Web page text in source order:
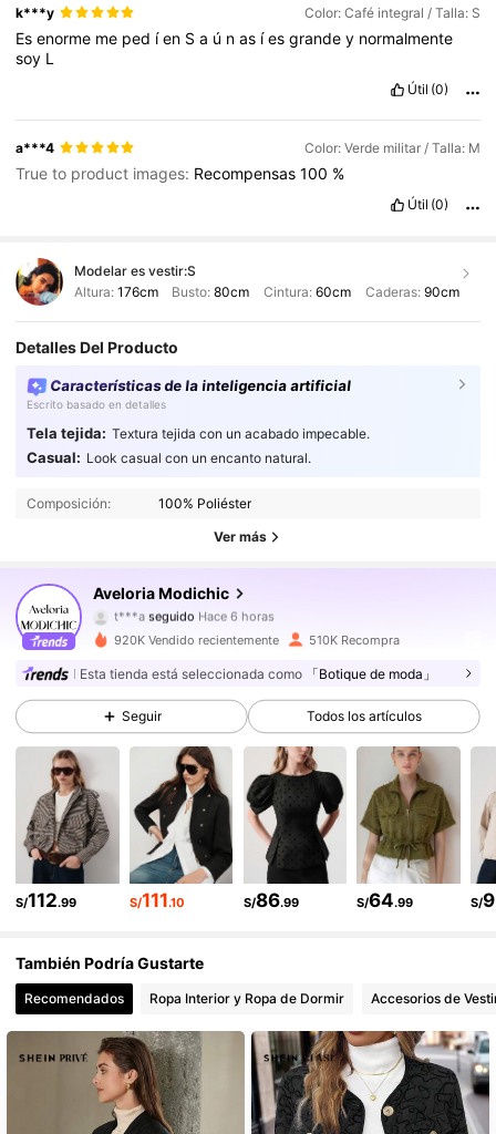
k***y Color: Café integral / Talla: S
Esenorme me ped íen Sa ú nas íesgrandey normalmente
soy L
Útil (0)
a***4 Color: Verde militar / Talla: M
True to product images: Recompensas100 %
Útil (0)
Modelar es vestir:S
Altura: 176cm Busto:80cm Cintura: 60cm Caderas: 90cm
Detalles Del Producto
Características de la inteligencia artificial
Escrito basado en detalles
Tela tejida: Textura tejida con un acabado impecable.
Casual: Look casual con un encanto natural.
Composición: 100% Poliéster
Ver más
Aveloria Modichic
776K Seguidores
t***aseguido Hace 6 horas
4.86
776K Seguidores
4.86 776K Seguidores
776K Seguidores
776K Seguidores
776K Seguidores
4.86 776K Seguidores
920K Vendido recientemente 510K Recompra
Esta tienda está seleccionada como 「Botique de moda」
Seguir Todos los artículos
S/112.99 S/111.10 S/86.99 S/64.99 S/
También Podría Gustarte
Recomendados Ropa Interior y Ropa de Dormir Accesorios de